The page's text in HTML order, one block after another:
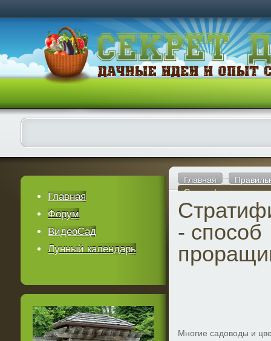
Главная
Стратификация
- способ
Многие садоводы и
Главная
Форум
ВидеоСад
Лунный календарь